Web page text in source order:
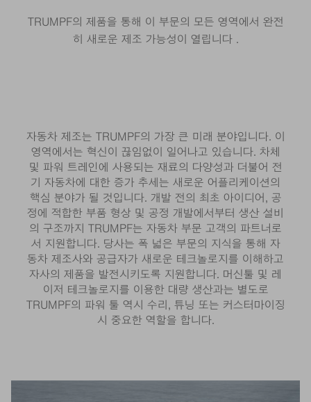
TRUMPF의 제품을 통해 이 부문의 모든 영역에서 완전
히 새로운 제조 가능성이 열립니다 .
자동차 제조는 TRUMPF의 가장 큰 미래 분야입니다. 이
영역에서는 혁신이 끊임없이 일어나고 있습니다. 차체
및 파워 트레인에 사용되는 재료의 다양성과 더불어 전
기 자동차에 대한 증가 추세는 새로운 어플리케이션의
핵심 분야가 될 것입니다. 개발 전의 최초 아이디어, 공
정에 적합한 부품 형상 및 공정 개발에서부터 생산 설비
의 구조까지 TRUMPF는 자동차 부문 고객의 파트너로
서 지원합니다. 당사는 폭 넓은 부문의 지식을 통해 자
동차 제조사와 공급자가 새로운 테크놀로지를 이해하고
자사의 제품을 발전시키도록 지원합니다. 머신툴 및 레
이저 테크놀로지를 이용한 대량 생산과는 별도로
TRUMPF의 파워 툴 역시 수리, 튜닝 또는 커스터마이징
시 중요한 역할을 합니다.